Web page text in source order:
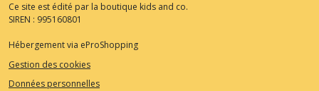
Ce site est édité par la boutique kids and co.
SIREN : 995160801
Hébergement via eProShopping
Gestion des cookies
Données personnelles